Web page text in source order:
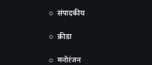
○ संपादकीय
○ क्रीडा
○ मनोरंजन